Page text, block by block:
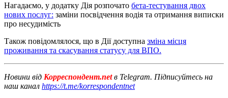
Нагадаємо, у додатку Дія розпочато бета-тестування двох
нових послуг: заміни посвідчення водія та отримання виписки
про несудимість
Також повідомлялося, що в Дії доступна зміна місця
проживання та скасування статусу для ВПО.
Новини від Корреспондент.netв Telegram. Підписуйтесь на
наш канал https://t.me/korrespondentnet